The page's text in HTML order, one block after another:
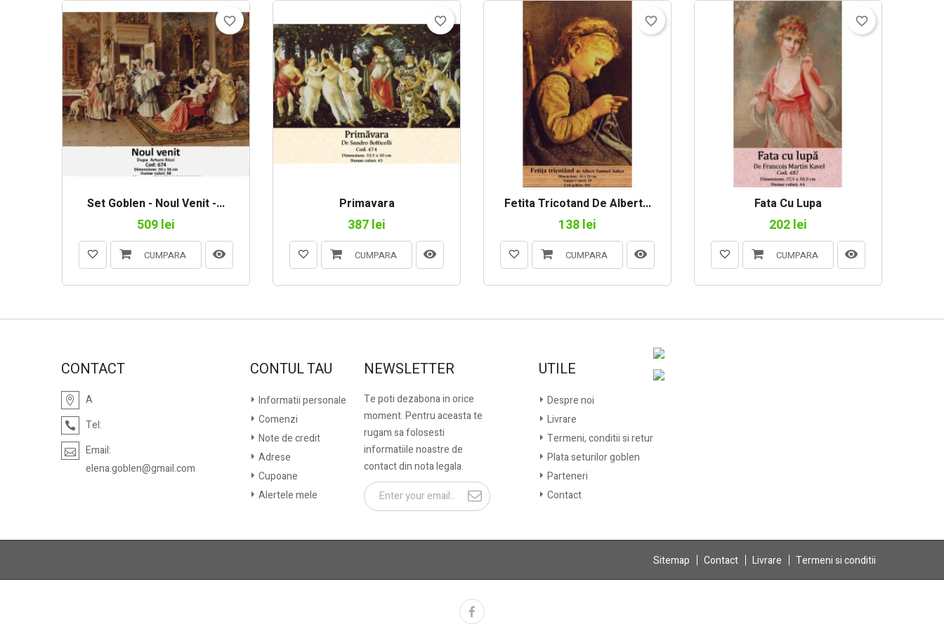
Set Goblen - Noul Venit -...
509 lei
CUMPARA
favorite_border
Primavara
387 lei
CUMPARA
favorite_border
Fetita Tricotand De Albert...
138 lei
CUMPARA
favorite_border
Fata Cu Lupa
202 lei
CUMPARA
favorite_border
CONTACT
A
Tel:
Email:
elena.goblen@gmail.com
CONTUL TAU
Informatii personale
Comenzi
Note de credit
Adrese
Cupoane
Alertele mele
NEWSLETTER
Te poti dezabona in orice
moment. Pentru aceasta te
rugam sa folosesti
informatiile noastre de
contact din nota legala.
UTILE
Despre noi
Livrare
Termeni, conditii si retur
Plata seturilor goblen
Parteneri
Contact
Sitemap Contact Livrare Termeni si conditii